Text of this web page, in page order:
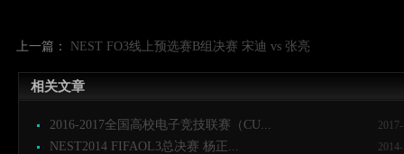
上一篇： NEST FO3线上预选赛B组决赛 宋迪 vs 张亮
相关文章
2016-2017全国高校电子竞技联赛（CU...
NEST2014 FIFAOL3总决赛 杨正...